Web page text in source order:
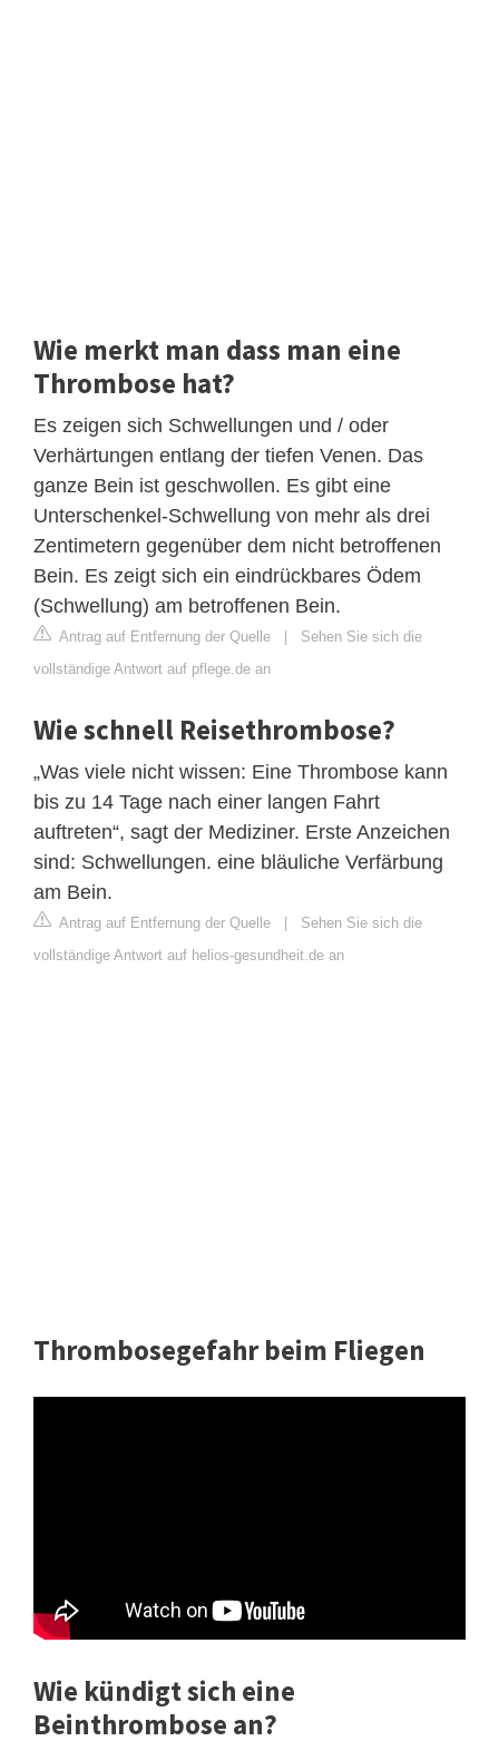
Wie merkt man dass man eine
Thrombose hat?
Es zeigen sich Schwellungen und / oder
Verhärtungen entlang der tiefen Venen. Das
ganze Bein ist geschwollen. Es gibt eine
Unterschenkel-Schwellung von mehr als drei
Zentimetern gegenüber dem nicht betroffenen
Bein. Es zeigt sich ein eindrückbares Ödem
(Schwellung) am betroffenen Bein.
Antrag auf Entfernung der Quelle
Sehen Sie sich die
vollständige Antwort auf pflege.de an
Wie schnell Reisethrombose?
„Was viele nicht wissen: Eine Thrombose kann
bis zu 14 Tage nach einer langen Fahrt
auftreten“, sagt der Mediziner. Erste Anzeichen
sind: Schwellungen. eine bläuliche Verfärbung
am Bein.
Antrag auf Entfernung der Quelle
Sehen Sie sich die
vollständige Antwort auf helios-gesundheit.de an
Thrombosegefahr beim Fliegen
Wie kündigt sich eine
Beinthrombose an?